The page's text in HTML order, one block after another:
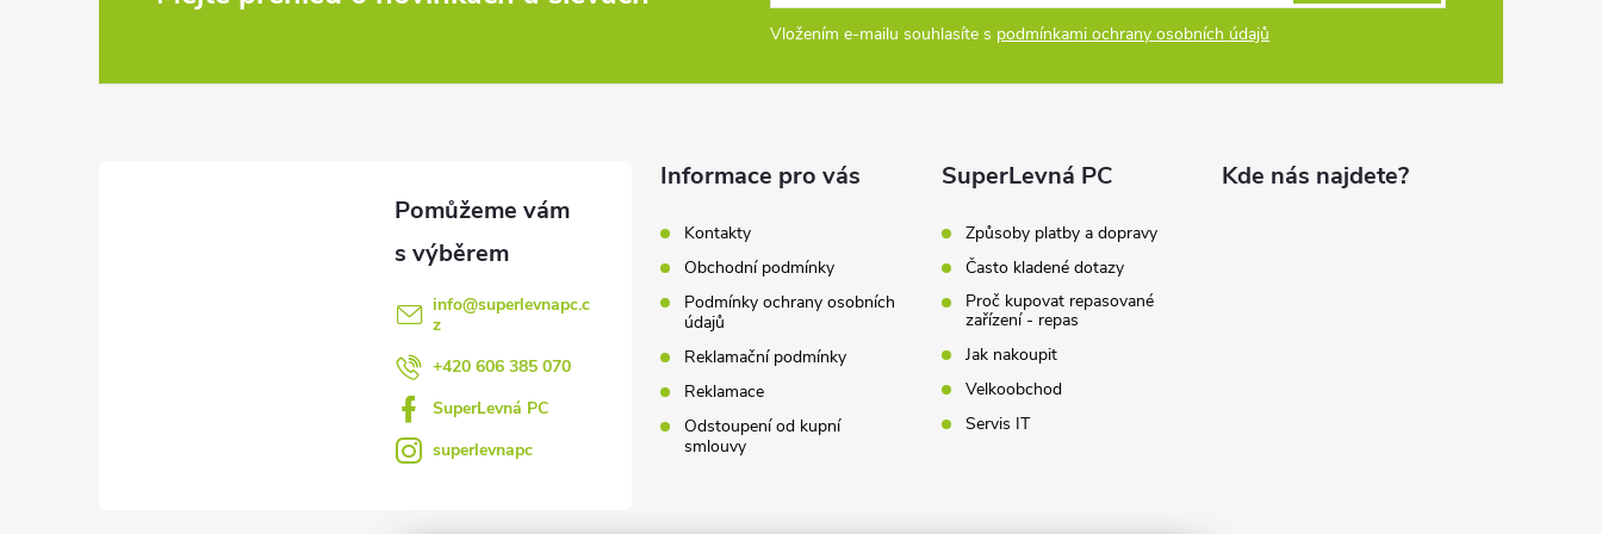
Vložením e-mailu souhlasíte s podmínkami ochrany osobních údajů
info@superlevnapc.c
z
+420 606 385 070
SuperLevná PC
superlevnapc
Informace pro vás
Kontakty
Obchodní podmínky
Podmínky ochrany osobních
údajů
Reklamační podmínky
Reklamace
Odstoupení od kupní
smlouvy
SuperLevná PC
Způsoby platby a dopravy
Často kladené dotazy
Proč kupovat repasované
zařízení - repas
Jak nakoupit
Velkoobchod
Servis IT
Kde nás najdete?